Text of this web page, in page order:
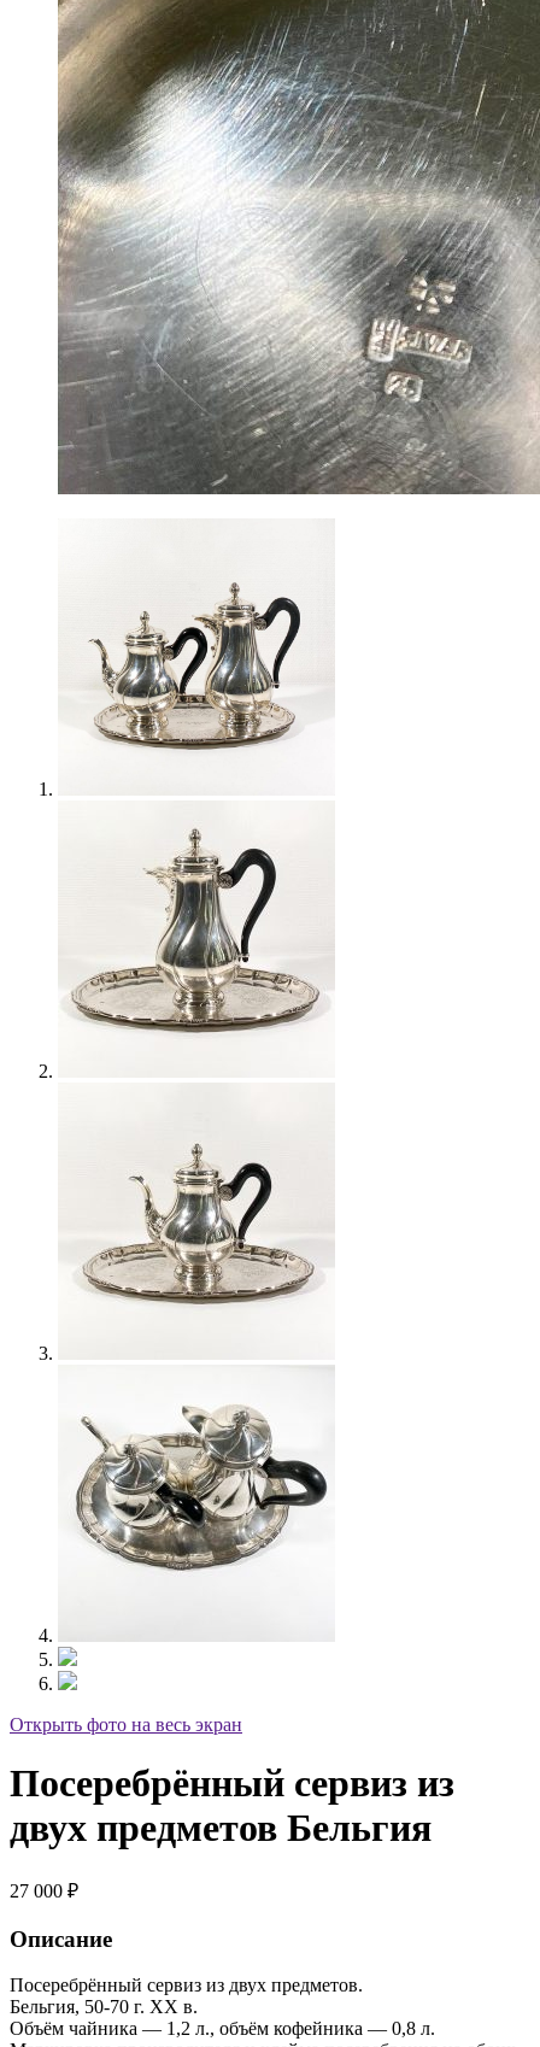
Открыть фото на весь экран
Посеребрённый сервиз из
двух предметов Бельгия
27 000 ₽
Описание
Посеребрённый сервиз из двух предметов.
Бельгия, 50-70 г. XX в.
Объём чайника — 1,2 л., объём кофейника — 0,8 л.